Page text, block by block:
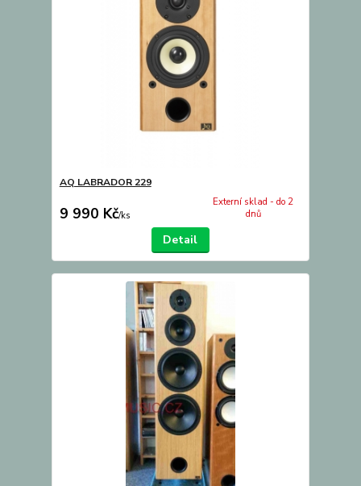
AQ LABRADOR 229
9 990 Kč/ks
Externí sklad - do 2
dnů
Detail